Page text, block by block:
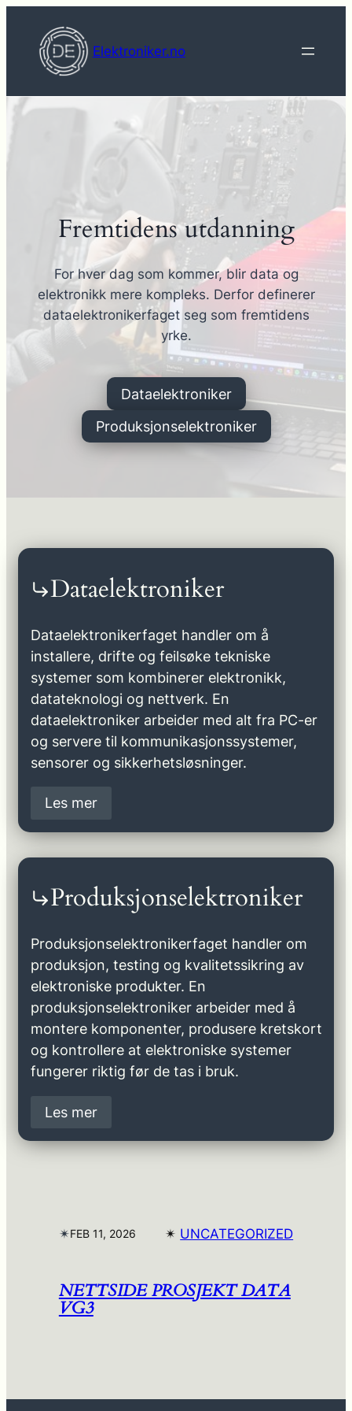
innhold
Elektroniker.no
Fremtidens utdanning
For hver dag som kommer, blir data og
elektronikk mere kompleks. Derfor definerer
dataelektronikerfaget seg som fremtidens
yrke.
Dataelektroniker
Produksjonselektroniker
Dataelektroniker
Dataelektronikerfaget handler om å
installere, drifte og feilsøke tekniske
systemer som kombinerer elektronikk,
datateknologi og nettverk. En
dataelektroniker arbeider med alt fra PC-er
og servere til kommunikasjonssystemer,
sensorer og sikkerhetsløsninger.
Les mer
Produksjonselektroniker
Produksjonselektronikerfaget handler om
produksjon, testing og kvalitetssikring av
elektroniske produkter. En
produksjonselektroniker arbeider med å
montere komponenter, produsere kretskort
og kontrollere at elektroniske systemer
fungerer riktig før de tas i bruk.
Les mer
✴︎FEB 11, 2026 ✴︎ UNCATEGORIZED
NETTSIDE PROSJEKT DATA
VG3